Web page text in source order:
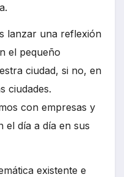
lanzar una reflexión
el pequeño
ciudad, si no, en
ciudades.
con empresas y
el día a día en sus
existente e